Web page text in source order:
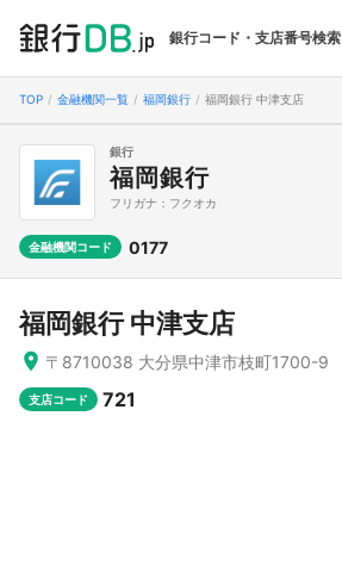
銀行コード・支店番号検索
TOP 金融機関一覧 福岡銀行 福岡銀行 中津支店
銀行
福岡銀行
フリガナ：フクオカ
金融機関コード 0177
福岡銀行 中津支店
〒8710038 大分県中津市枝町1700-9
支店コード 721